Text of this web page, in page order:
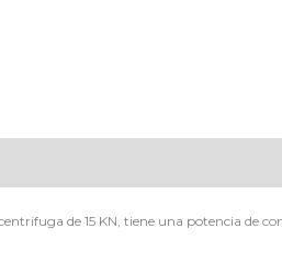
de 15 KN, tiene una potencia de